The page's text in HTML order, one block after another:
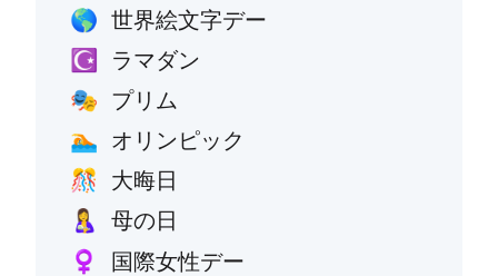
🌎 世界絵文字デー
☪️ ラマダン
🎭 プリム
🏊 オリンピック
🎊 大晦日
🤱 母の日
♀️ 国際女性デー